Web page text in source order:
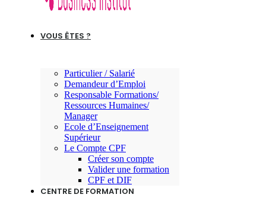
VOUS ÊTES ?
Particulier / Salarié
Demandeur d’Emploi
Responsable Formations/
Ressources Humaines/
Manager
Ecole d’Enseignement
Supérieur
Le Compte CPF
Créer son compte
Valider une formation
CPF et DIF
CENTRE DE FORMATION